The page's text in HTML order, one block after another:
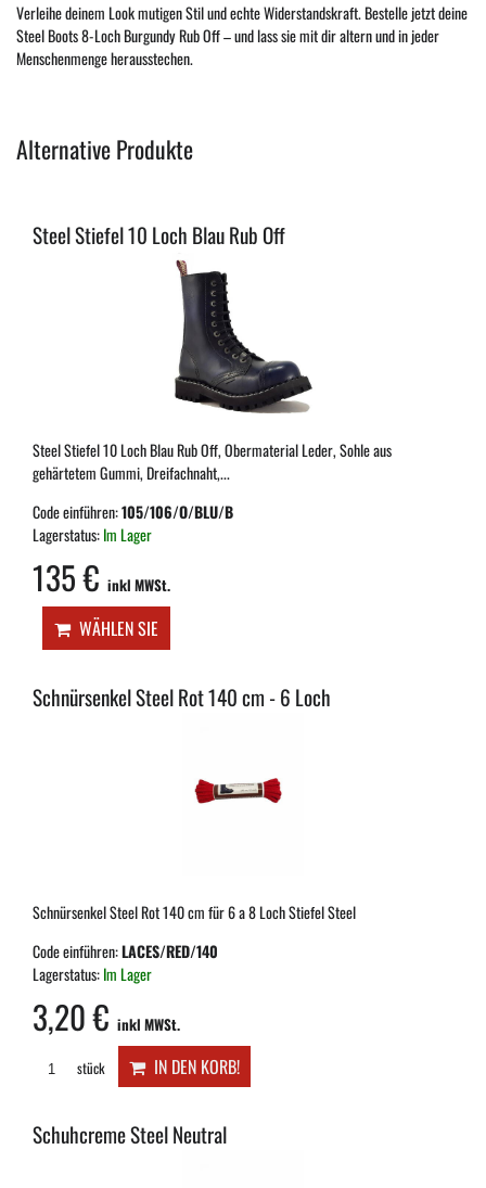
Verleihe deinem Look mutigen Stil und echte Widerstandskraft. Bestelle jetzt deine
Steel Boots 8-Loch Burgundy Rub Off – und lass sie mit dir altern und in jeder
Menschenmenge herausstechen.
Alternative Produkte
Steel Stiefel 10 Loch Blau Rub Off
Steel Stiefel 10 Loch Blau Rub Off, Obermaterial Leder, Sohle aus
gehärtetem Gummi, Dreifachnaht,...
Code einführen:105/106/O/BLU/B
Lagerstatus:Im Lager
135 € inkl MWSt.
WÄHLEN SIE
Schnürsenkel Steel Rot 140 cm - 6 Loch
Schnürsenkel Steel Rot 140 cm für 6 a 8 Loch Stiefel Steel
Code einführen:LACES/RED/140
Lagerstatus:Im Lager
3,20 € inkl MWSt.
stück IN DEN KORB!
Schuhcreme Steel Neutral